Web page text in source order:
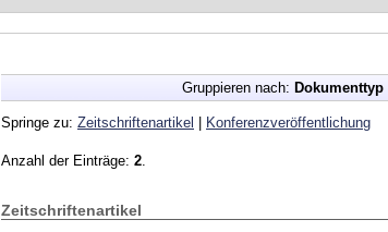
Gruppieren nach: Dokumenttyp|
Springe zu: Zeitschriftenartikel Konferenzveröffentlichung
Anzahl der Einträge: 2
Zeitschriftenartikel